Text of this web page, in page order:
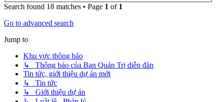
Search found 18 matches • Page 1 of 1
Go to advanced search
Jump to
Khu vực thông báo
↳ Thông báo của Ban Quản Trị diễn đàn
Tin tức, giới thiệu dự án mới
↳ Tin tức
↳ Giới thiệu dự án